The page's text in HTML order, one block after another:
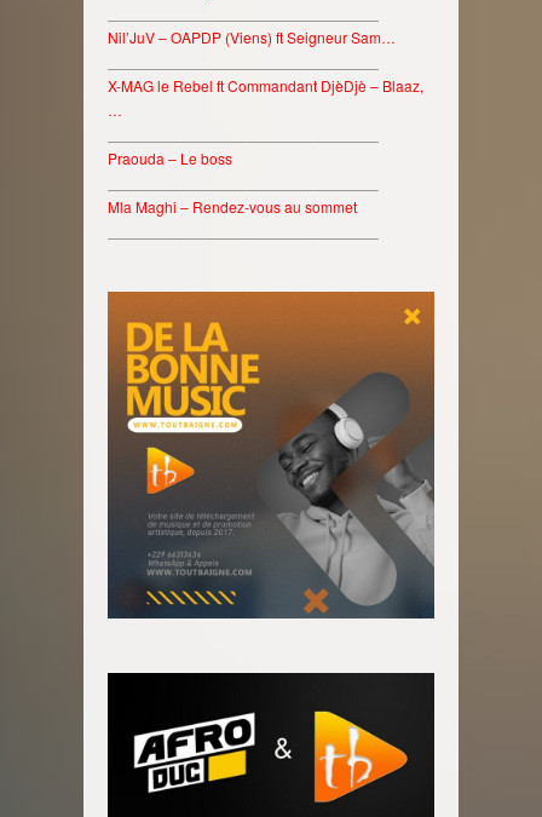
Nil’JuV – OAPDP (Viens) ft Seigneur Sam…
X-MAG le Rebel ft Commandant DjèDjè – Blaaz,
…
Praouda – Le boss
Mla Maghi – Rendez-vous au sommet